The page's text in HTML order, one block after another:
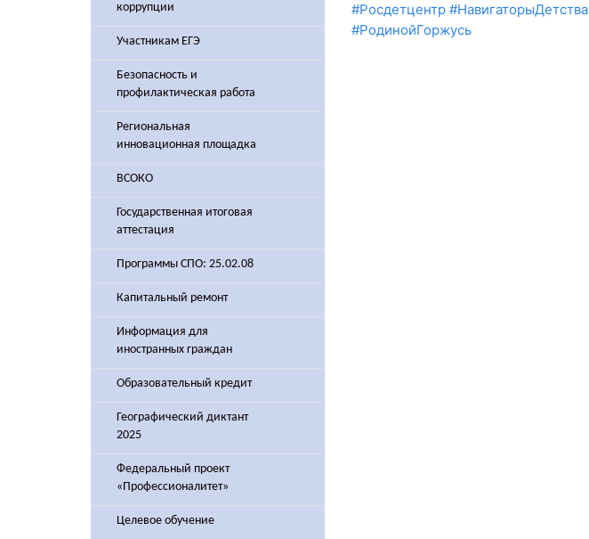
коррупции
Участникам ЕГЭ
Безопасность и
профилактическая работа
Региональная
инновационная площадка
ВСОКО
Государственная итоговая
аттестация
Программы СПО: 25.02.08
Капитальный ремонт
Информация для
иностранных граждан
Образовательный кредит
Географический диктант
2025
Федеральный проект
«Профессионалитет»
Целевое обучение
#Росдетцентр #НавигаторыДетства
#РодинойГоржусь